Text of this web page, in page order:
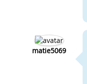
matie5069